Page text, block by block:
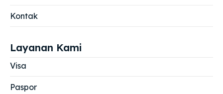
Kontak
Layanan Kami
Visa
Paspor